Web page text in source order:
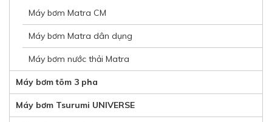
Máy bơm Matra CM
Máy bơm Matra dân dụng
Máy bơm nước thải Matra
Máy bơm tõm 3 pha
Máy bơm Tsurumi UNIVERSE